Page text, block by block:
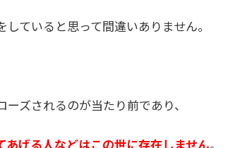
ていると思って間違いありません。
ズされるのが当たり前であり、
げる人などはこの世に存在しません。